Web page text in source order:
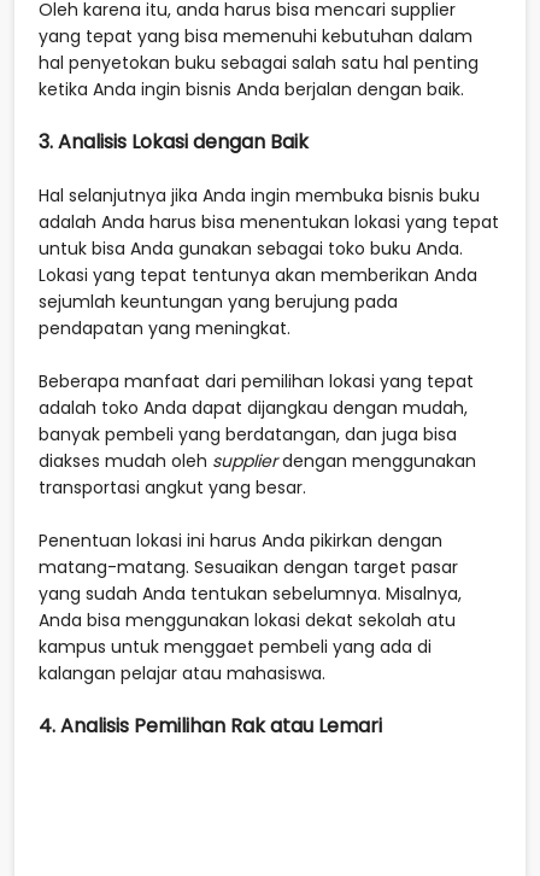
Oleh karena itu, anda harus bisa mencari supplier
yang tepat yang bisa memenuhi kebutuhan dalam
hal penyetokan buku sebagai salah satu hal penting
ketika Anda ingin bisnis Anda berjalan dengan baik.
3. Analisis Lokasi dengan Baik
Hal selanjutnya jika Anda ingin membuka bisnis buku
adalah Anda harus bisa menentukan lokasi yang tepat
untuk bisa Anda gunakan sebagai toko buku Anda.
Lokasi yang tepat tentunya akan memberikan Anda
sejumlah keuntungan yang berujung pada
pendapatan yang meningkat.
Beberapa manfaat dari pemilihan lokasi yang tepat
adalah toko Anda dapat dijangkau dengan mudah,
banyak pembeli yang berdatangan, dan juga bisa
diakses mudah oleh supplierdengan menggunakan
transportasi angkut yang besar.
Penentuan lokasi ini harus Anda pikirkan dengan
matang-matang. Sesuaikan dengan target pasar
yang sudah Anda tentukan sebelumnya. Misalnya,
Anda bisa menggunakan lokasi dekat sekolah atu
kampus untuk menggaet pembeli yang ada di
kalangan pelajar atau mahasiswa.
4. Analisis Pemilihan Rak atau Lemari